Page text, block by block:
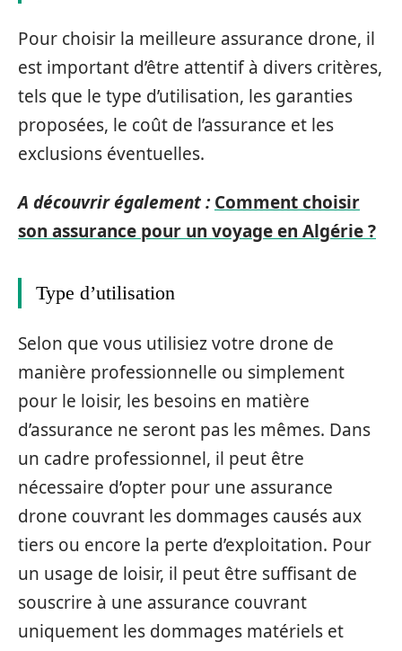
Pour choisir la meilleure assurance drone, il
est important d’être attentif à divers critères,
tels que le type d’utilisation, les garanties
proposées, le coût de l’assurance et les
exclusions éventuelles.
A découvrir également : Comment choisir
son assurance pour un voyage en Algérie ?
Type d’utilisation
Selon que vous utilisiez votre drone de
manière professionnelle ou simplement
pour le loisir, les besoins en matière
d’assurance ne seront pas les mêmes. Dans
un cadre professionnel, il peut être
nécessaire d’opter pour une assurance
drone couvrant les dommages causés aux
tiers ou encore la perte d’exploitation. Pour
un usage de loisir, il peut être suffisant de
souscrire à une assurance couvrant
uniquement les dommages matériels et